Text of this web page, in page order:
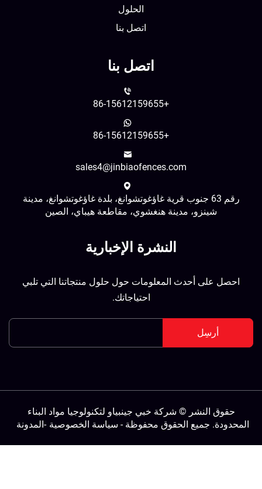
الحلول
اتصل بنا
اتصل بنا
sales4@jinbiaofences.com
رقم 63 جنوب قرية غاؤغوتشوانغ، بلدة غاؤغوتشوانغ، مدينة
شينزو، مدينة هنغشوي، مقاطعة هيباي، الصين
النشرة الإخبارية
احصل على أحدث المعلومات حول حلول منتجاتنا التي تلبي
احتياجاتك.
أرسِل
حقوق النشر © شركة خبي جينبياو لتكنولوجيا مواد البناء
جميع الحقوق محفوظة -سياسة الخصوصية -المدونة